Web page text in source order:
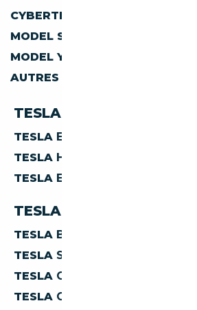
CYBERTRUCK
MODEL S
MODEL Y
AUTRES
TESLA PAR CARBURANT
TESLA ELECTRIQUE
TESLA HYBRIDE ESSENCE
TESLA ESSENCE
TESLA PAR CARROSSERIE
TESLA BERLINE
TESLA SUV
TESLA CABRIOLET
TESLA COUPE